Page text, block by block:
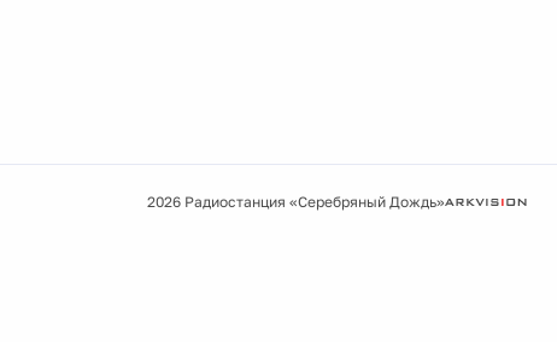
2026 Радиостанция «Серебряный Дождь»